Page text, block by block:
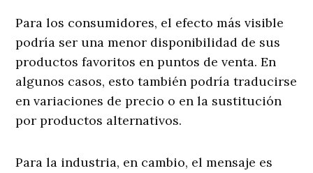
Para los consumidores, el efecto más visible
podría ser una menor disponibilidad de sus
productos favoritos en puntos de venta. En
algunos casos, esto también podría traducirse
en variaciones de precio o en la sustitución
por productos alternativos.
Para la industria, en cambio, el mensaje es